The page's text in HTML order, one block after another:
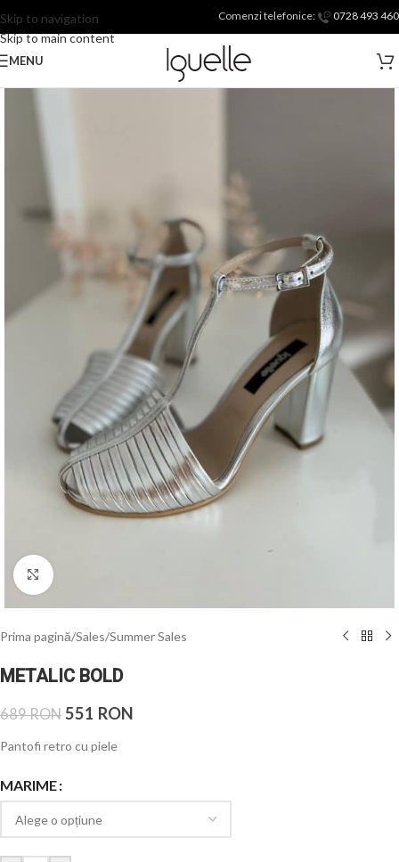
Skip to navigation
Skip to main content
Comenzi telefonice: 0728 493 460
MENU
Click to enlarge
Prima pagină/Sales/Summer Sales
METALIC BOLD
689RON 551 RON
Pantofi retro cu piele
MARIME